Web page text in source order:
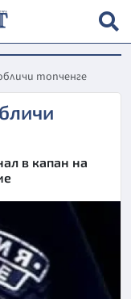
топченге
в капан на